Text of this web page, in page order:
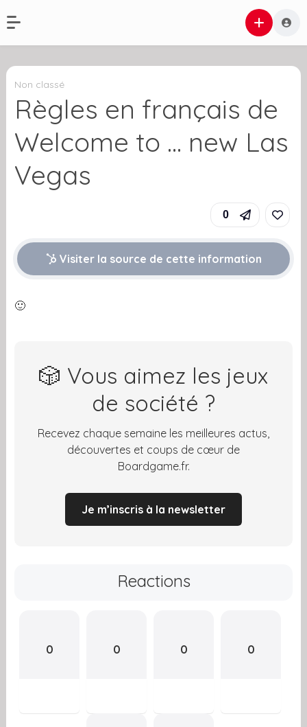
Non classé
Règles en français de
Welcome to … new Las
Vegas
0
Visiter la source de cette information
🙂
🎲 Vous aimez les jeux
de société ?
Recevez chaque semaine les meilleures actus,
découvertes et coups de cœur de
Boardgame.fr.
Je m’inscris à la newsletter
Reactions
0 0 0 0